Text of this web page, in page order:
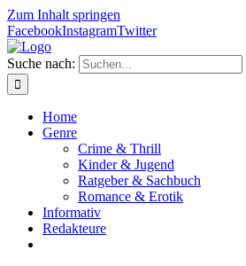
Zum Inhalt springen
FacebookInstagramTwitter
Suche nach:
Home
Genre
Crime & Thrill
Kinder & Jugend
Ratgeber & Sachbuch
Romance & Erotik
Informativ
Redakteure